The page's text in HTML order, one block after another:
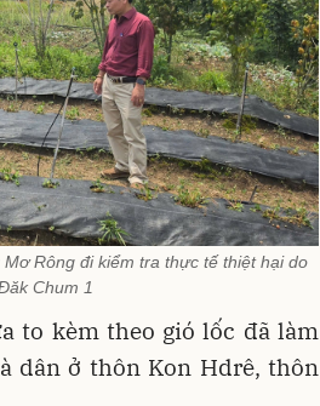
Rông đi kiểm tra thực tế thiệt hại do
Chum 1
to kèm theo gió lốc đã làm
dân ở thôn Kon Hdrê, thôn